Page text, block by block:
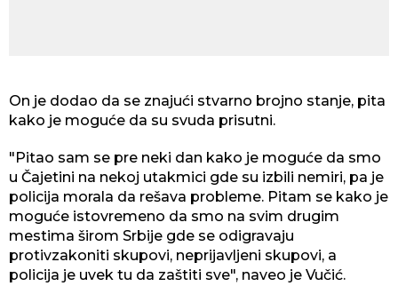
On je dodao da se znajući stvarno brojno stanje, pita
kako je moguće da su svuda prisutni.
"Pitao sam se pre neki dan kako je moguće da smo
u Čajetini na nekoj utakmici gde su izbili nemiri, pa je
policija morala da rešava probleme. Pitam se kako je
moguće istovremeno da smo na svim drugim
mestima širom Srbije gde se odigravaju
protivzakoniti skupovi, neprijavljeni skupovi, a
policija je uvek tu da zaštiti sve", naveo je Vučić.